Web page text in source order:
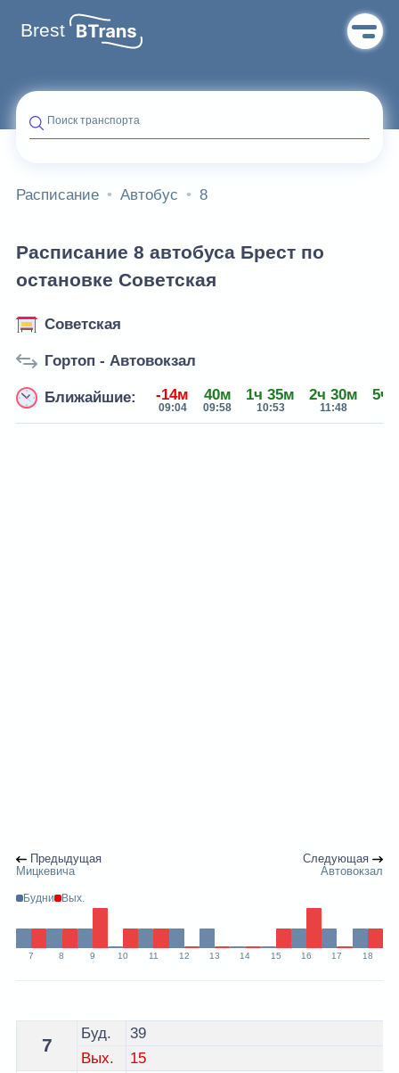
Brest
Поиск транспорта
Расписание Автобус 8
Расписание 8 автобуса Брест по
остановке Советская
Советская
Гортоп - Автовокзал
Ближайшие: -14м
09:04
40м
09:58
1ч 35м
10:53
2ч 30м
11:48
5ч
Предыдущая
Мицкевича
Следующая
Автовокзал
Будни Вых.
7 8 9 10 11 12 13 14 15 16 17 18
Расписание 8 автобуса Брест по остановке Советская
7
Буд.
39
Вых.
15